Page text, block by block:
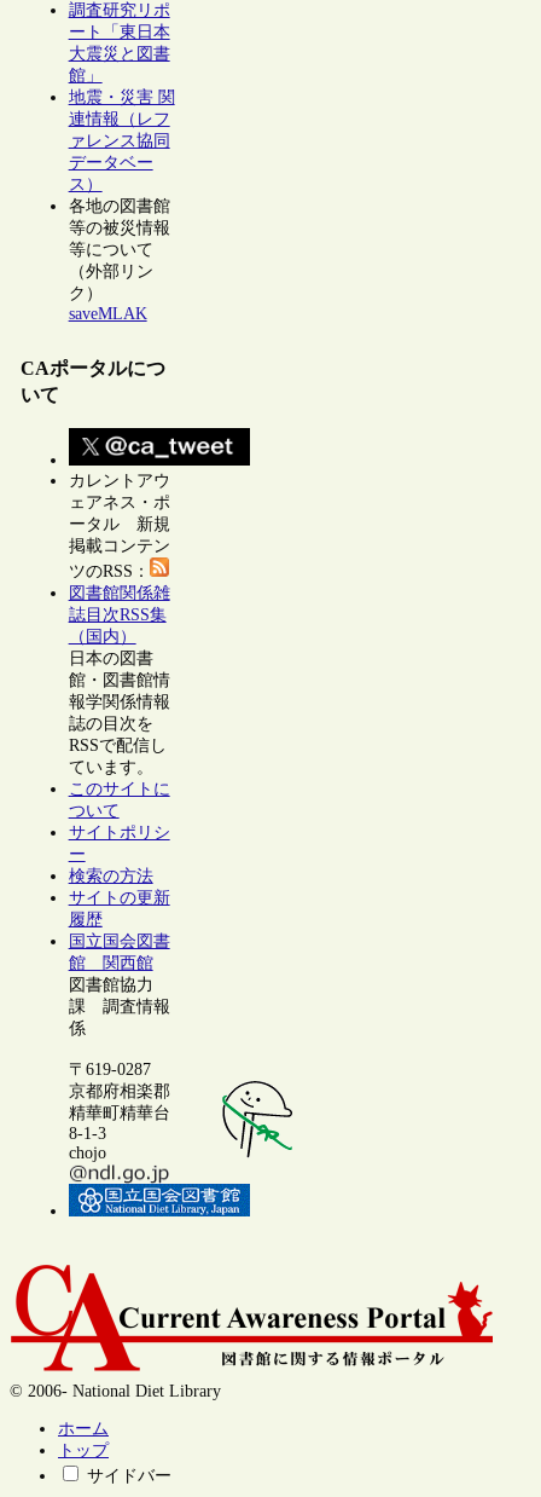
調査研究リポ
ート「東日本
大震災と図書
館」
地震・災害 関
連情報（レフ
ァレンス協同
データベー
ス）
各地の図書館
等の被災情報
等について
（外部リン
ク）
saveMLAK
CAポータルにつ
いて
カレントアウ
ェアネス・ポ
ータル 新規
掲載コンテン
ツのRSS：
図書館関係雑
誌目次RSS集
（国内）
日本の図書
館・図書館情
報学関係情報
誌の目次を
RSSで配信し
ています。
このサイトに
ついて
サイトポリシ
ー
検索の方法
サイトの更新
履歴
国立国会図書
館 関西館
図書館協力
課 調査情報
係
〒619-0287
京都府相楽郡
精華町精華台
8-1-3
chojo
© 2006- National Diet Library
ホーム
トップ
サイドバー